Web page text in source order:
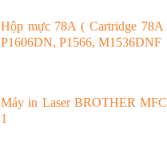
Hộp mực 78A ( Cartridge 78A
P1606DN, P1566, M1536DNF
Máy in Laser BROTHER
1